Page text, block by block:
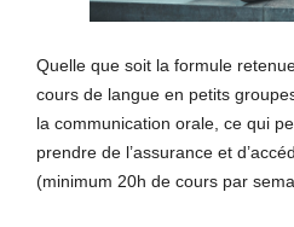
Quelle que soit la formule
cours de langue en petits
la communication orale, ce qui
prendre de l’assurance et
(minimum 20h de cours par